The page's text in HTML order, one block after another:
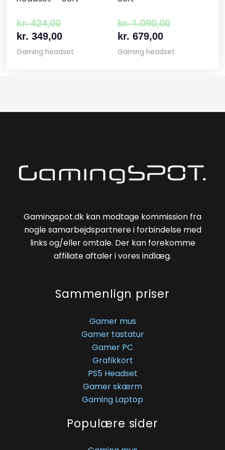
kr.424,00
kr. 349,00
Gaming headset
kr.1.090,00
kr. 679,00
Gaming headset
Gamingspot.dk kan modtage kommission fra
nogle samarbejdspartnere i forbindelse med
links og/eller omtale. Der kan forekomme
affiliate aftaler i vores indlæg.
Sammenlign priser
Gamer mus
Gamer tastatur
Gamer PC
Grafikkort
PS5 Headset
Gamer skærm
Gaming Laptop
Populære sider